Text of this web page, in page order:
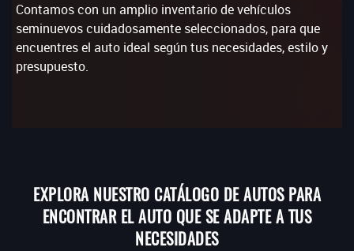
Contamos con un amplio inventario de vehículos
seminuevos cuidadosamente seleccionados, para que
encuentres el auto ideal según tus necesidades, estilo y
presupuesto.
EXPLORA NUESTRO CATÁLOGO DE AUTOS PARA
ENCONTRAR EL AUTO QUE SE ADAPTE A TUS
NECESIDADES